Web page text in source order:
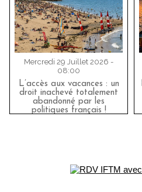
Mercredi 29 Juillet 2026 -
08:00
L’accès aux vacances : un
droit inachevé totalement
abandonné par les
politiques français !